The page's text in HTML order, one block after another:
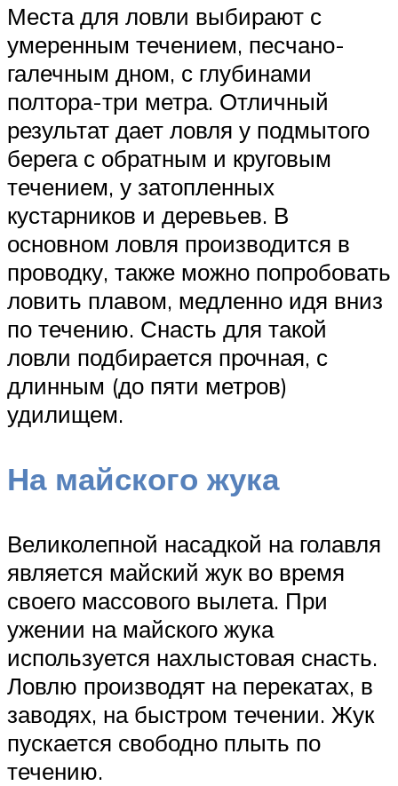
Места для ловли выбирают с
умеренным течением, песчано-
галечным дном, с глубинами
полтора-три метра. Отличный
результат дает ловля у подмытого
берега с обратным и круговым
течением, у затопленных
кустарников и деревьев. В
основном ловля производится в
проводку, также можно попробовать
ловить плавом, медленно идя вниз
по течению. Снасть для такой
ловли подбирается прочная, с
длинным (до пяти метров)
удилищем.
На майского жука
Великолепной насадкой на голавля
является майский жук во время
своего массового вылета. При
ужении на майского жука
используется нахлыстовая снасть.
Ловлю производят на перекатах, в
заводях, на быстром течении. Жук
пускается свободно плыть по
течению.